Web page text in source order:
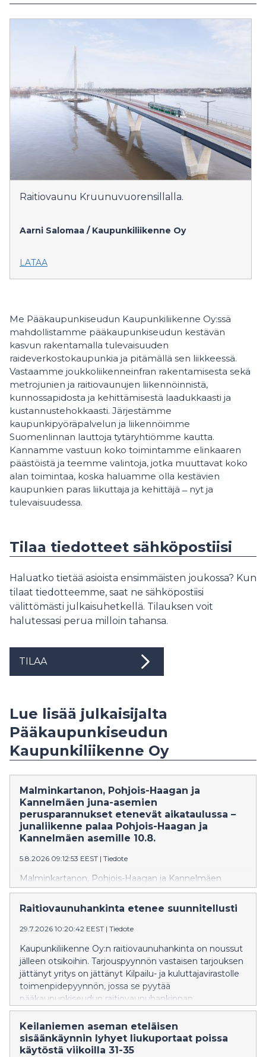
Raitiovaunu Kruunuvuorensillalla.
Aarni Salomaa / Kaupunkiliikenne Oy
LATAA
Me Pääkaupunkiseudun Kaupunkiliikenne Oy:ssä
mahdollistamme pääkaupunkiseudun kestävän
kasvun rakentamalla tulevaisuuden
raideverkostokaupunkia ja pitämällä sen liikkeessä.
Vastaamme joukkoliikenneinfran rakentamisesta sekä
metrojunien ja raitiovaunujen liikennöinnistä,
kunnossapidosta ja kehittämisestä laadukkaasti ja
kustannustehokkaasti. Järjestämme
kaupunkipyöräpalvelun ja liikennöimme
Suomenlinnan lauttoja tytäryhtiömme kautta.
Kannamme vastuun koko toimintamme elinkaaren
päästöistä ja teemme valintoja, jotka muuttavat koko
alan toimintaa, koska haluamme olla kestävien
kaupunkien paras liikuttaja ja kehittäjä ­­­­­­­­­­­ ̶­ nyt ja
tulevaisuudessa.
Tilaa tiedotteet sähköpostiisi
Haluatko tietää asioista ensimmäisten joukossa? Kun
tilaat tiedotteemme, saat ne sähköpostiisi
välittömästi julkaisuhetkellä. Tilauksen voit
halutessasi perua milloin tahansa.
TILAA
Lue lisää julkaisijalta
Pääkaupunkiseudun
Kaupunkiliikenne Oy
Malminkartanon, Pohjois-Haagan ja
Kannelmäen juna-asemien
perusparannukset etenevät aikataulussa –
junaliikenne palaa Pohjois-Haagan ja
Kannelmäen asemille 10.8.
5.8.2026 09:12:53 EEST | Tiedote
Malminkartanon, Pohjois-Haagan ja Kannelmäen
asemien perusparannukset ovat edenneet
suunnitelmien mukaan. Junaliikenne palaa Pohjois-
Malminkartanon asema aukeaa 7.9.2026.
Raitiovaunuhankinta etenee suunnitellusti
29.7.2026 10:20:42 EEST | Tiedote
Kaupunkiliikenne Oy:n raitiovaunuhankinta on noussut
jälleen otsikoihin. Tarjouspyynnön vastaisen tarjouksen
jättänyt yritys on jättänyt Kilpailu- ja kuluttajavirastolle
toimenpidepyynnön, jossa se pyytää
pääkaupunkiseudun raitiovaunuhankinnan
keskeyttämistä ja tarjouskilpailun järjestämistä
uudelleen.
Keilaniemen aseman eteläisen
sisäänkäynnin lyhyet liukuportaat poissa
käytöstä viikoilla 31-35